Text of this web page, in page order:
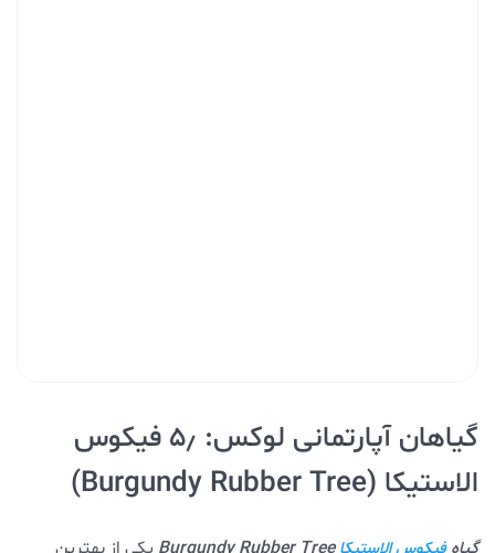
گیاهان آپارتمانی لوکس: ۵٫ فیکوس
الاستیکا (Burgundy Rubber Tree)